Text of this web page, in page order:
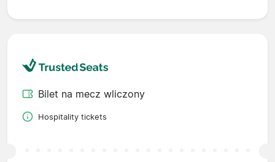
Bilet na mecz wliczony
Hospitality tickets